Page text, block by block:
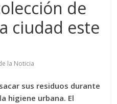
de
ciudad este
la Noticia
sus residuos durante
higiene urbana. El